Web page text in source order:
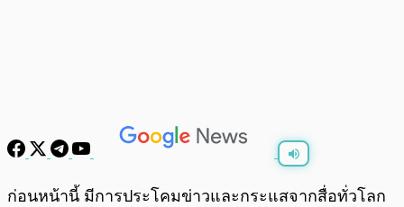
พร้อมเล่น 0:00/ 0:00
ก่อนหน้านี้ มีการประโคมข่าวและกระแสจากสื่อทั่วโลก